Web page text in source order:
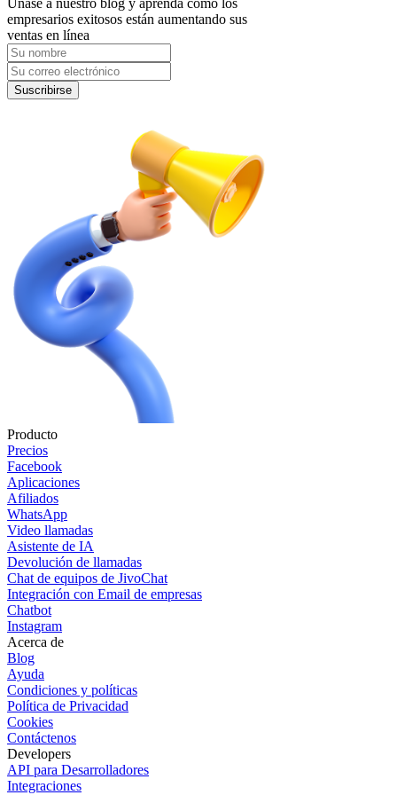
Únase a nuestro blog y aprenda como los
empresarios exitosos están aumentando sus
ventas en línea
Suscribirse
Producto
Precios
Facebook
Aplicaciones
Afiliados
WhatsApp
Video llamadas
Asistente de IA
Devolución de llamadas
Chat de equipos de JivoChat
Integración con Email de empresas
Chatbot
Instagram
Acerca de
Blog
Ayuda
Condiciones y políticas
Política de Privacidad
Cookies
Contáctenos
Developers
API para Desarrolladores
Integraciones